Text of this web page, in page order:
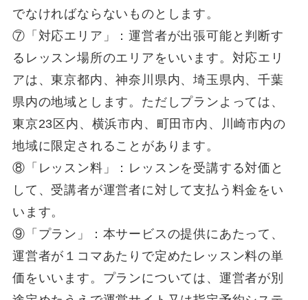
でなければならないものとします。
⑦「対応エリア」：運営者が出張可能と判断す
るレッスン場所のエリアをいいます。対応エリ
アは、東京都内、神奈川県内、埼玉県内、千葉
県内の地域とします。ただしプランよっては、
東京23区内、横浜市内、町田市内、川崎市内の
地域に限定されることがあります。
⑧「レッスン料」：レッスンを受講する対価と
して、受講者が運営者に対して支払う料金をい
います。
⑨「プラン」：本サービスの提供にあたって、
運営者が１コマあたりで定めたレッスン料の単
価をいいます。プランについては、運営者が別